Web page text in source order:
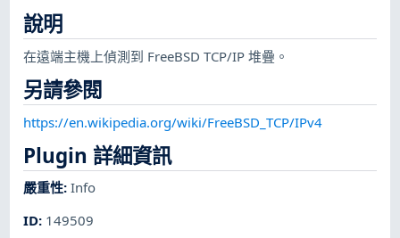
說明
在遠端主機上偵測到 FreeBSD TCP/IP 堆疊。
另請參閱
https://en.wikipedia.org/wiki/FreeBSD_TCP/IPv4
Plugin 詳細資訊
嚴重性:Info
ID: 149509